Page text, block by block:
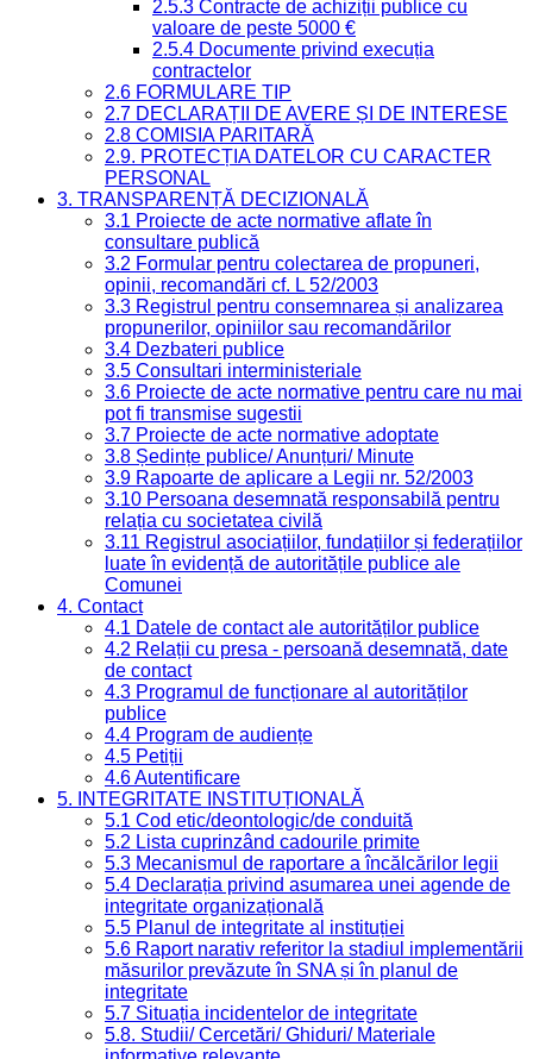
2.5.3 Contracte de achiziții publice cu
valoare de peste 5000 €
2.5.4 Documente privind execuția
contractelor
2.6 FORMULARE TIP
2.7 DECLARAȚII DE AVERE ȘI DE INTERESE
2.8 COMISIA PARITARĂ
2.9. PROTECȚIA DATELOR CU CARACTER
PERSONAL
3. TRANSPARENȚĂ DECIZIONALĂ
3.1 Proiecte de acte normative aflate în
consultare publică
3.2 Formular pentru colectarea de propuneri,
opinii, recomandări cf. L 52/2003
3.3 Registrul pentru consemnarea și analizarea
propunerilor, opiniilor sau recomandărilor
3.4 Dezbateri publice
3.5 Consultari interministeriale
3.6 Proiecte de acte normative pentru care nu mai
pot fi transmise sugestii
3.7 Proiecte de acte normative adoptate
3.8 Ședințe publice/ Anunțuri/ Minute
3.9 Rapoarte de aplicare a Legii nr. 52/2003
3.10 Persoana desemnată responsabilă pentru
relația cu societatea civilă
3.11 Registrul asociațiilor, fundațiilor și federațiilor
luate în evidență de autoritățile publice ale
Comunei
4. Contact
4.1 Datele de contact ale autorităților publice
4.2 Relații cu presa - persoană desemnată, date
de contact
4.3 Programul de funcționare al autorităților
publice
4.4 Program de audiențe
4.5 Petiții
4.6 Autentificare
5. INTEGRITATE INSTITUȚIONALĂ
5.1 Cod etic/deontologic/de conduită
5.2 Lista cuprinzând cadourile primite
5.3 Mecanismul de raportare a încălcărilor legii
5.4 Declarația privind asumarea unei agende de
integritate organizațională
5.5 Planul de integritate al instituției
5.6 Raport narativ referitor la stadiul implementării
măsurilor prevăzute în SNA și în planul de
integritate
5.7 Situația incidentelor de integritate
5.8. Studii/ Cercetări/ Ghiduri/ Materiale